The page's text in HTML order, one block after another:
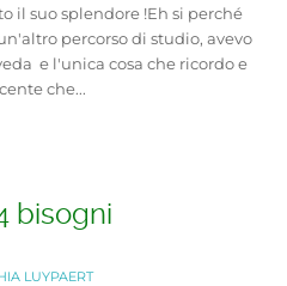
il suo splendore !Eh si perché
percorso di studio, avevo
e l'unica cosa che ricordo e
che...
bisogni
LUYPAERT